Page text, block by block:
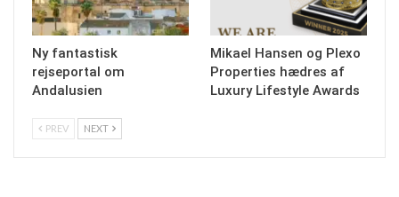
Ny fantastisk
rejseportal om
Andalusien
Mikael Hansen og Plexo
Properties hædres af
Luxury Lifestyle Awards
PREV NEXT